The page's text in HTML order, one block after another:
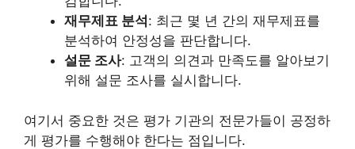
재무제표 분석 : 최근 몇 년 간의 재무제표를
분석하여 안정성을 판단합니다.
설문 조사: 고객의 의견과 만족도를 알아보기
위해 설문 조사를 실시합니다.
여기서 중요한 것은 평가 기관의 전문가들이 공정하
게 평가를 수행해야 한다는 점입니다.